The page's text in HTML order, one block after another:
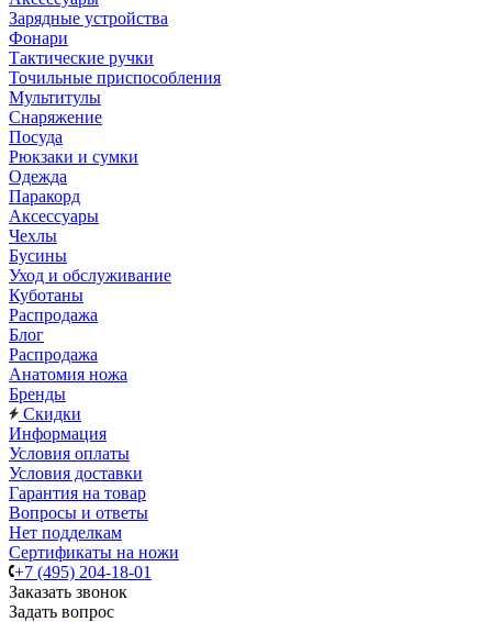
Зарядные устройства
Фонари
Тактические ручки
Точильные приспособления
Мультитулы
Снаряжение
Посуда
Рюкзаки и сумки
Одежда
Паракорд
Аксессуары
Чехлы
Бусины
Уход и обслуживание
Куботаны
Распродажа
Блог
Распродажа
Анатомия ножа
Бренды
Скидки
Информация
Условия оплаты
Условия доставки
Гарантия на товар
Вопросы и ответы
Нет подделкам
Сертификаты на ножи
+7 (495) 204-18-01
Заказать звонок
Задать вопрос